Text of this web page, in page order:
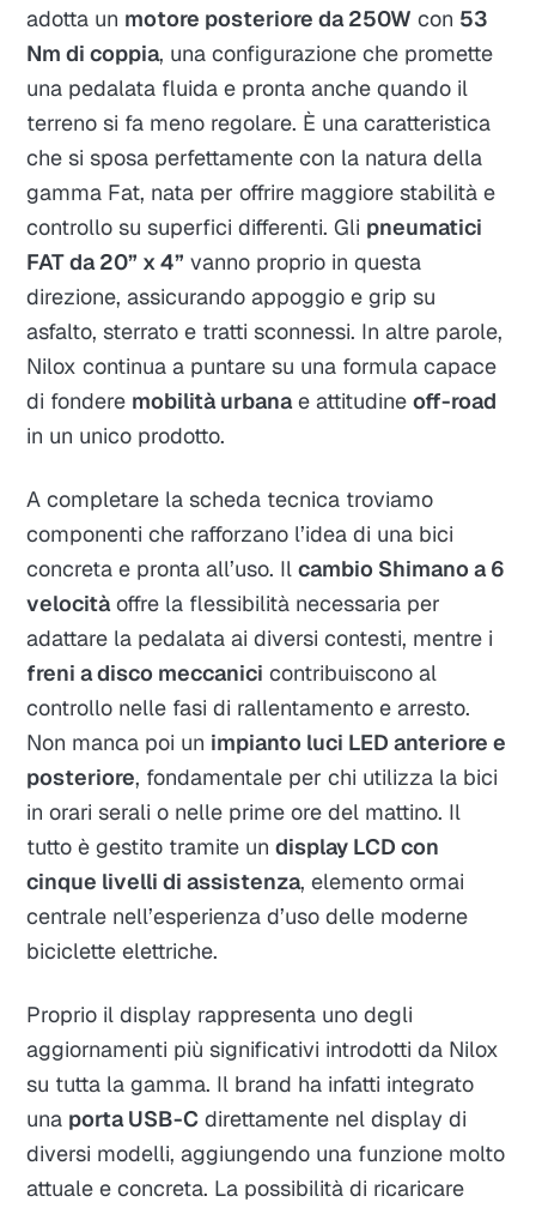
adotta un motore posteriore da 250W con 53
Nm di coppia, una configurazione che promette
una pedalata fluida e pronta anche quando il
terreno si fa meno regolare. È una caratteristica
che si sposa perfettamente con la natura della
gamma Fat, nata per offrire maggiore stabilità e
controllo su superfici differenti. Gli pneumatici
FAT da 20” x 4” vanno proprio in questa
direzione, assicurando appoggio e grip su
asfalto, sterrato e tratti sconnessi. In altre parole,
Nilox continua a puntare su una formula capace
di fondere mobilità urbanae attitudineoff-road
in un unico prodotto.
A completare la scheda tecnica troviamo
componenti che rafforzano l’idea di una bici
concreta e pronta all’uso. Ilcambio Shimano a 6
velocitàoffre la flessibilità necessaria per
adattare la pedalata ai diversi contesti, mentre i
freni a disco meccanici contribuiscono al
controllo nelle fasi di rallentamento e arresto.
Non manca poi un impianto luci LED anteriore e
posteriore, fondamentale per chi utilizza la bici
in orari serali o nelle prime ore del mattino. Il
tutto è gestito tramite undisplay LCD con
cinque livelli di assistenza, elemento ormai
centrale nell’esperienza d’uso delle moderne
biciclette elettriche.
Proprio il display rappresenta uno degli
aggiornamenti più significativi introdotti da Nilox
su tutta la gamma. Il brand ha infatti integrato
una porta USB-C direttamente nel display di
diversi modelli, aggiungendo una funzione molto
attuale e concreta. La possibilità di ricaricare